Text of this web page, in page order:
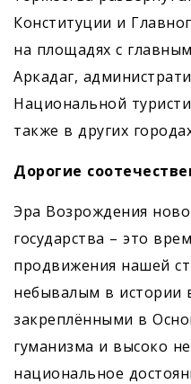
Конституции и
на площадях с
Аркадаг,
Национальной
также в других
Дорогие
Эра Возрождения
государства – это
продвижения нашей
небывалым в истории
закреплёнными в
гуманизма и высоко
национальное